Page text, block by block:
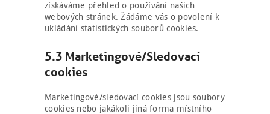
získáváme přehled o používání našich
webových stránek. Žádáme vás o povolení k
ukládání statistických souborů cookies.
5.3 Marketingové/Sledovací
cookies
Marketingové/sledovací cookies jsou soubory
cookies nebo jakákoli jiná forma místního